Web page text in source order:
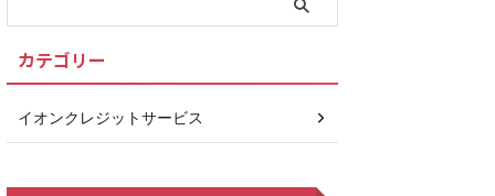
カテゴリー
イオンクレジットサービス